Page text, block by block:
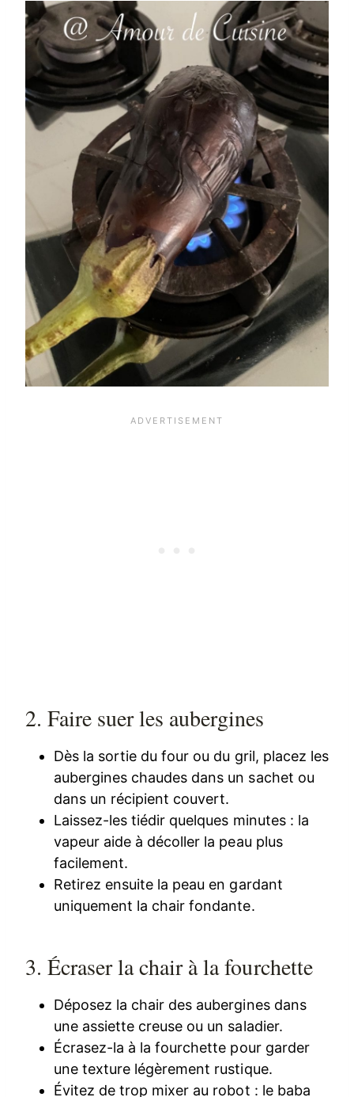
2. Faire suer les aubergines
Dès la sortie du four ou du gril, placez les
aubergines chaudes dans un sachet ou
dans un récipient couvert.
Laissez-les tiédir quelques minutes : la
vapeur aide à décoller la peau plus
facilement.
Retirez ensuite la peau en gardant
uniquement la chair fondante.
3. Écraser la chair à la fourchette
Déposez la chair des aubergines dans
une assiette creuse ou un saladier.
Écrasez-la à la fourchette pour garder
une texture légèrement rustique.
Évitez de trop mixer au robot : le baba